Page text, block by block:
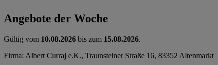
Angebote der Woche
Gültig vom 10.08.2026 bis zum 15.08.2026.
Firma: Albert Curraj e.K., Traunsteiner Straße 16, 83352 Altenmarkt